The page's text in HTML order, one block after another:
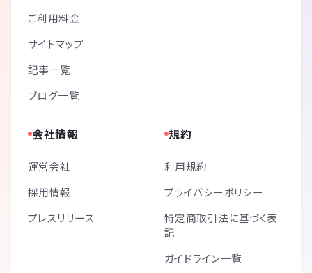
ご利用料金
サイトマップ
記事一覧
ブログ一覧
会社情報
運営会社
採用情報
プレスリリース
規約
利用規約
プライバシーポリシー
特定商取引法に基づく表
記
ガイドライン一覧